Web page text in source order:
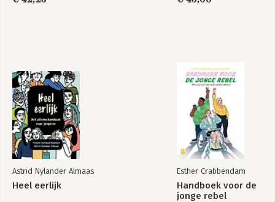
Astrid Nylander Almaas
Heel eerlijk
Esther Crabbendam
Handboek voor de
jonge rebel